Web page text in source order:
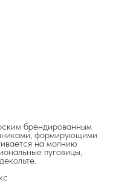
брендированным
формирующими
на молнию
пуговицы,